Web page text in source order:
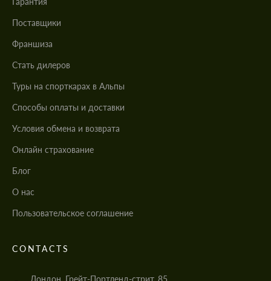
Поставщики
Франшиза
Стать дилеров
Туры на спорткарах в Альпы
Cпособы оплаты и доставки
Условия обмена и возврата
Онлайн страхование
Блог
О нас
Пользовательское соглашение
CONTACTS